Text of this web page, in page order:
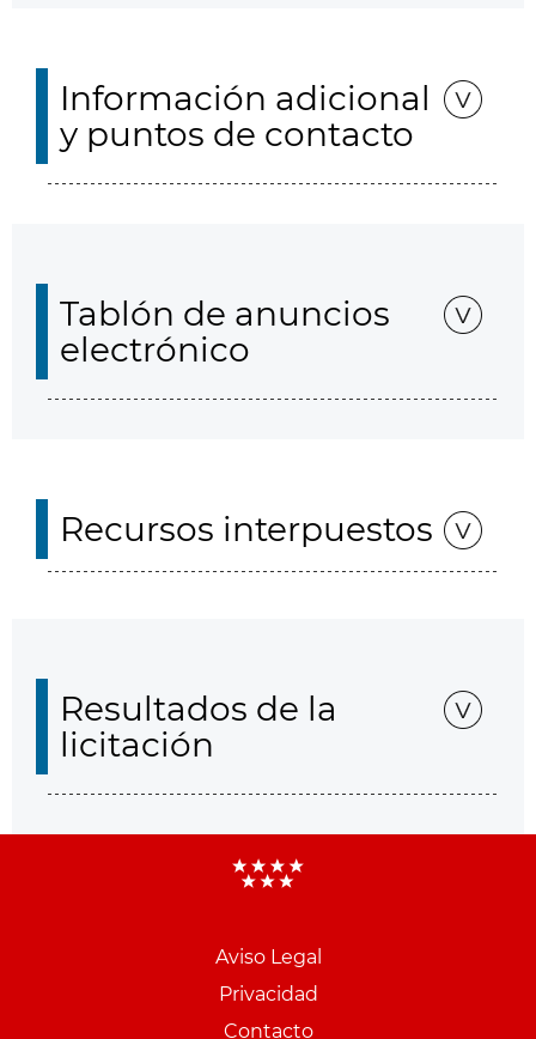
Información adicional
y puntos de contacto
Tablón de anuncios
electrónico
Recursos interpuestos
Resultados de la
licitación
Aviso Legal
Privacidad
Contacto